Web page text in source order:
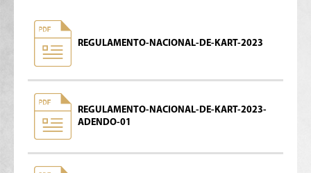
REGULAMENTO-NACIONAL-DE-KART-2023
REGULAMENTO-NACIONAL-DE-KART-2023-
ADENDO-01